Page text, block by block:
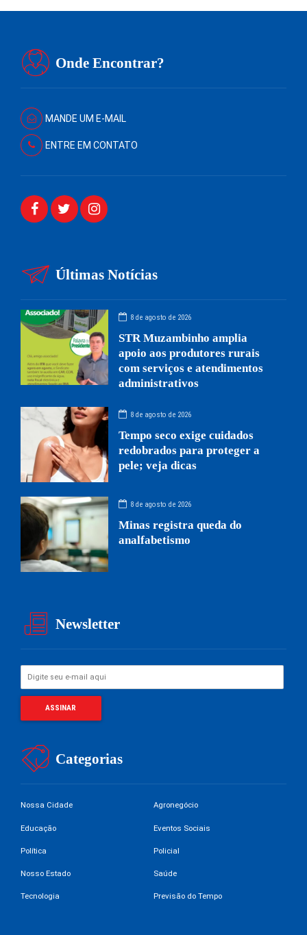
Onde Encontrar?
MANDE UM E-MAIL
ENTRE EM CONTATO
Últimas Notícias
8 de agosto de 2026
STR Muzambinho amplia
apoio aos produtores rurais
com serviços e atendimentos
administrativos
8 de agosto de 2026
Tempo seco exige cuidados
redobrados para proteger a
pele; veja dicas
8 de agosto de 2026
Minas registra queda do
analfabetismo
Newsletter
Categorias
Nossa Cidade Agronegócio
Educação Eventos Sociais
Política Policial
Nosso Estado Saúde
Tecnologia Previsão do Tempo